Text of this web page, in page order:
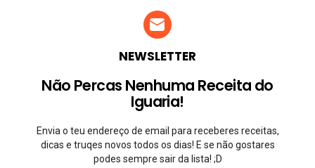
NEWSLETTER
Não Percas Nenhuma Receita do
Iguaria!
Envia o teu endereço de email para receberes receitas,
dicas e truqes novos todos os dias! E se não gostares
podes sempre sair da lista! ;D